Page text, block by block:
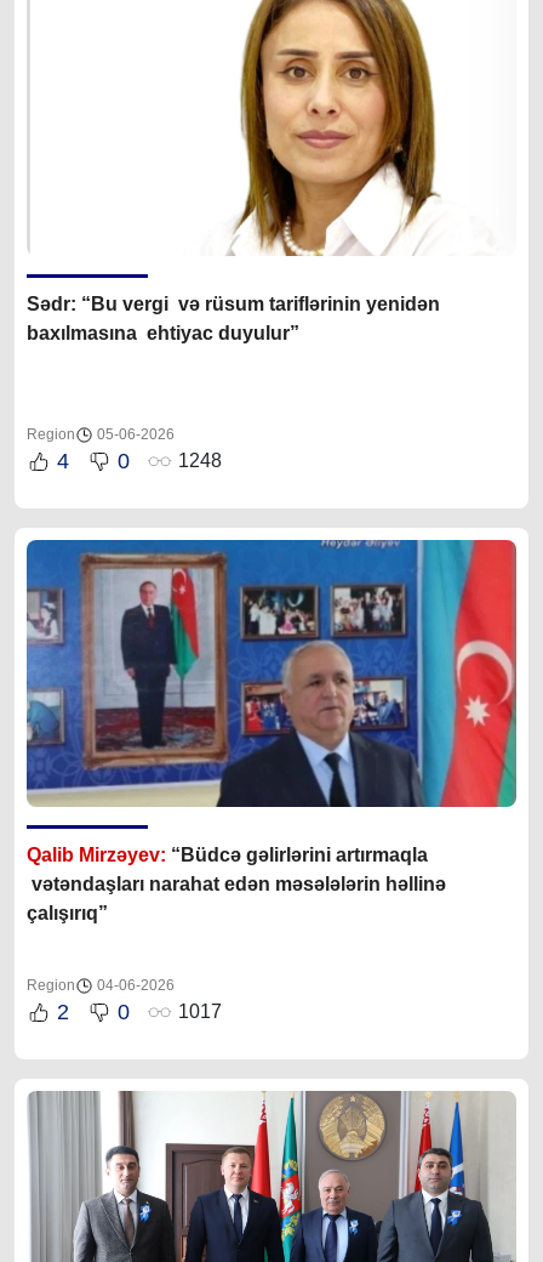
Sədr: “Bu vergi və rüsum tariflərinin yenidən
baxılmasına ehtiyac duyulur”
Region 05-06-2026
4 0 1248
Qalib Mirzəyev: “Büdcə gəlirlərini artırmaqla
vətəndaşları narahat edən məsələlərin həllinə
çalışırıq”
Region 04-06-2026
2 0 1017